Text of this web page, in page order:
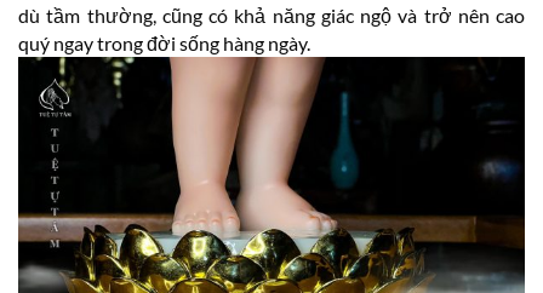
dù tầm thường, cũng có khả năng giác ngộ và trở nên cao
quý ngay trong đời sống hàng ngày.